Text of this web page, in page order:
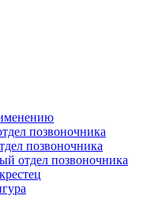
позвоночника
позвоночника
отдел позвоночника